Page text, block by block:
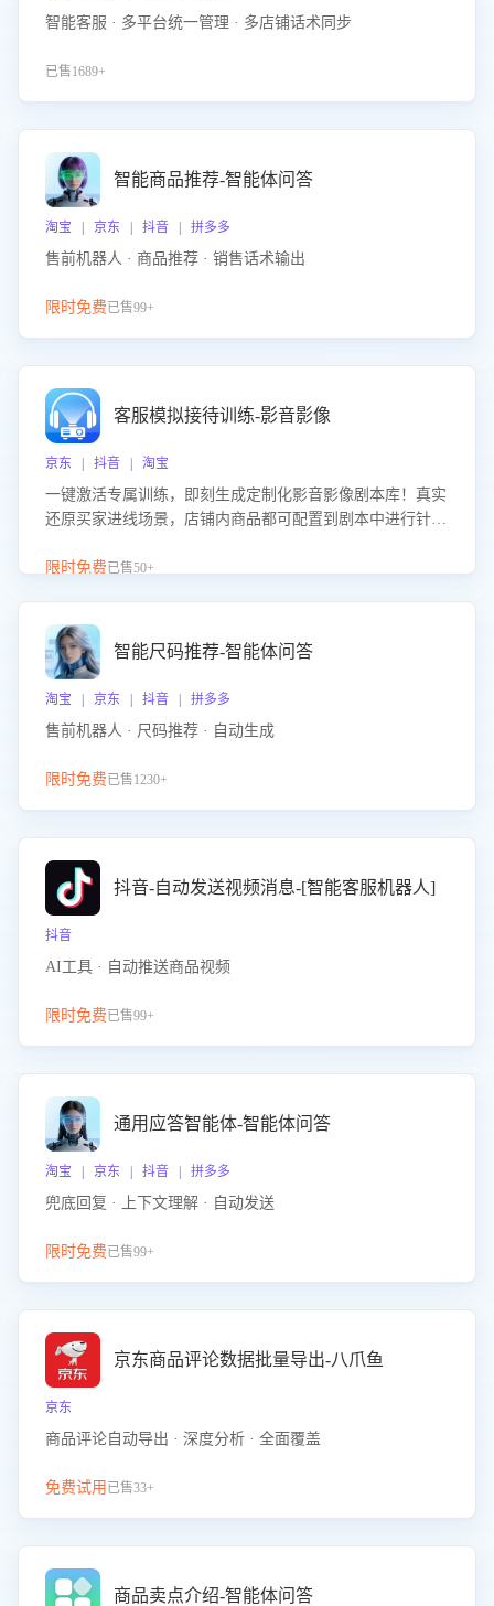
智能客服 · 多平台统一管理 · 多店铺话术同步
已售1689+
智能商品推荐-智能体问答
淘宝 | 京东 | 抖音 | 拼多多
售前机器人 · 商品推荐 · 销售话术输出
限时免费已售99+
客服模拟接待训练-影音影像
京东 | 抖音 | 淘宝
一键激活专属训练，即刻生成定制化影音影像剧本库！真实
还原买家进线场景，店铺内商品都可配置到剧本中进行针对
击 “立即开通”，快速获取影音影像类目剧本，一键开启客服
限时免费已售50+
智能尺码推荐-智能体问答
淘宝 | 京东 | 抖音 | 拼多多
售前机器人 · 尺码推荐 · 自动生成
限时免费已售1230+
抖音-自动发送视频消息-[智能客服机器人]
抖音
AI工具 · 自动推送商品视频
限时免费已售99+
通用应答智能体-智能体问答
淘宝 | 京东 | 抖音 | 拼多多
兜底回复 · 上下文理解 · 自动发送
限时免费已售99+
京东商品评论数据批量导出-八爪鱼
京东
商品评论自动导出 · 深度分析 · 全面覆盖
免费试用 已售33+
商品卖点介绍-智能体问答